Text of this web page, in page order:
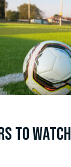
to